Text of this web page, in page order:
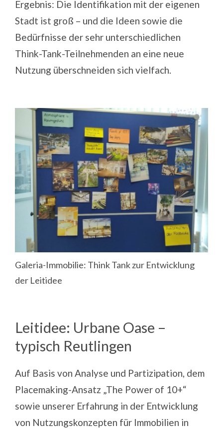
Ergebnis: Die Identifikation mit der eigenen
Stadt ist groß – und die Ideen sowie die
Bedürfnisse der sehr unterschiedlichen
Think-Tank-Teilnehmenden an eine neue
Nutzung überschneiden sich vielfach.
Galeria-Immobilie: Think Tank zur Entwicklung
der Leitidee
Leitidee: Urbane Oase –
typisch Reutlingen
Auf Basis von Analyse und Partizipation, dem
Placemaking-Ansatz „The Power of 10+“
sowie unserer Erfahrung in der Entwicklung
von Nutzungskonzepten für Immobilien in